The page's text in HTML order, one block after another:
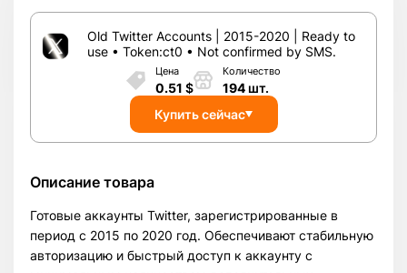
Old Twitter Accounts | 2015-2020 | Ready to
use • Token:ct0 • Not confirmed by SMS.
Цена
0.51 $
Количество
194 шт.
Купить сейчас
Описание товара
Готовые аккаунты Twitter, зарегистрированные в
период с 2015 по 2020 год. Обеспечивают стабильную
авторизацию и быстрый доступ к аккаунту с